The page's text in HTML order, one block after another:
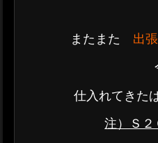
またまた 出
仕入れてきた
注）Ｓ